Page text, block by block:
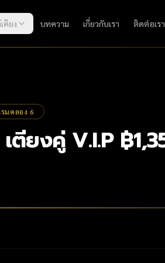
คียง บทความ เกี่ยวกับเรา ติดต่อเรา
รมคลอง 6
ตียงคู่ V.I.P ฿